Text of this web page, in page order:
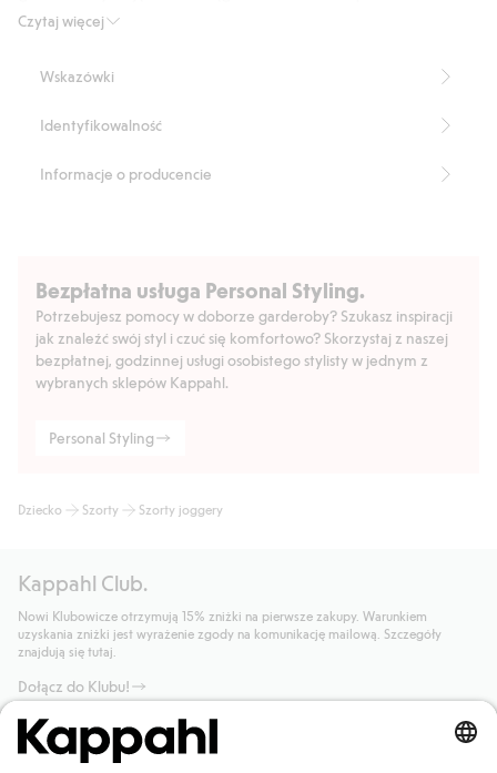
Czytaj więcej
Numer artykułu
Wskazówki
Identyfikowalność
Informacje o producencie
Bezpłatna usługa Personal Styling.
Potrzebujesz pomocy w doborze garderoby? Szukasz inspiracji
jak znaleźć swój styl i czuć się komfortowo? Skorzystaj z naszej
bezpłatnej, godzinnej usługi osobistego stylisty w jednym z
wybranych sklepów Kappahl.
Personal Styling
Dziecko Szorty Szorty joggery
Kappahl Club.
Nowi Klubowicze otrzymują 15% zniżki na pierwsze zakupy. Warunkiem
uzyskania zniżki jest wyrażenie zgody na komunikację mailową. Szczegóły
znajdują się tutaj.
Dołącz do Klubu!